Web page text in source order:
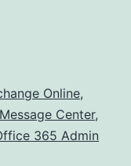
Online,
Center,
365 Admin